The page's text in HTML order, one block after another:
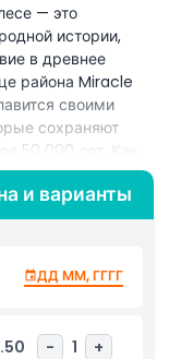
— это
истории,
в древнее
района Miracle
своими
сохраняют
50 000 лет. Как
Ла
исследовать
за настоящими
и
кошек,
реплики
и варианты
ДД ММ, ГГГГ
- 1 +